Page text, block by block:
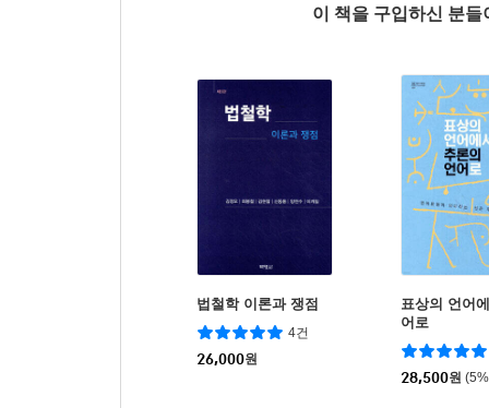
이 책을 구입하신 분
법철학 이론과 쟁점
4건
26,000원
표상의 언어
어로
28,500원